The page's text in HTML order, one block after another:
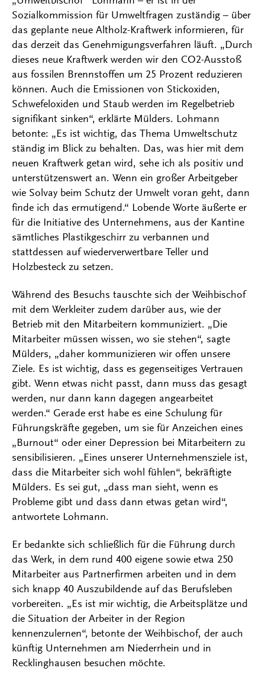
Sozialkommission für Umweltfragen zuständig – über
das geplante neue Altholz-Kraftwerk informieren, für
das derzeit das Genehmigungsverfahren läuft. „Durch
dieses neue Kraftwerk werden wir den CO2-Ausstoß
aus fossilen Brennstoffen um 25 Prozent reduzieren
können. Auch die Emissionen von Stickoxiden,
Schwefeloxiden und Staub werden im Regelbetrieb
signifikant sinken“, erklärte Mülders. Lohmann
betonte: „Es ist wichtig, das Thema Umweltschutz
ständig im Blick zu behalten. Das, was hier mit dem
neuen Kraftwerk getan wird, sehe ich als positiv und
unterstützenswert an. Wenn ein großer Arbeitgeber
wie Solvay beim Schutz der Umwelt voran geht, dann
finde ich das ermutigend.“ Lobende Worte äußerte er
für die Initiative des Unternehmens, aus der Kantine
sämtliches Plastikgeschirr zu verbannen und
stattdessen auf wiederverwertbare Teller und
Holzbesteck zu setzen.
Während des Besuchs tauschte sich der Weihbischof
mit dem Werkleiter zudem darüber aus, wie der
Betrieb mit den Mitarbeitern kommuniziert. „Die
Mitarbeiter müssen wissen, wo sie stehen“, sagte
Mülders, „daher kommunizieren wir offen unsere
Ziele. Es ist wichtig, dass es gegenseitiges Vertrauen
gibt. Wenn etwas nicht passt, dann muss das gesagt
werden, nur dann kann dagegen angearbeitet
werden.“ Gerade erst habe es eine Schulung für
Führungskräfte gegeben, um sie für Anzeichen eines
„Burnout“ oder einer Depression bei Mitarbeitern zu
sensibilisieren. „Eines unserer Unternehmensziele ist,
dass die Mitarbeiter sich wohl fühlen“, bekräftigte
Mülders. Es sei gut, „dass man sieht, wenn es
Probleme gibt und dass dann etwas getan wird“,
antwortete Lohmann.
Er bedankte sich schließlich für die Führung durch
das Werk, in dem rund 400 eigene sowie etwa 250
Mitarbeiter aus Partnerfirmen arbeiten und in dem
sich knapp 40 Auszubildende auf das Berufsleben
vorbereiten. „Es ist mir wichtig, die Arbeitsplätze und
die Situation der Arbeiter in der Region
kennenzulernen“, betonte der Weihbischof, der auch
künftig Unternehmen am Niederrhein und in
Recklinghausen besuchen möchte.